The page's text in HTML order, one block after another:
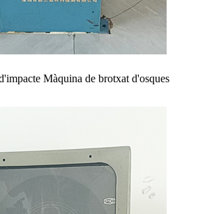
Màquina de brotxat d'osques